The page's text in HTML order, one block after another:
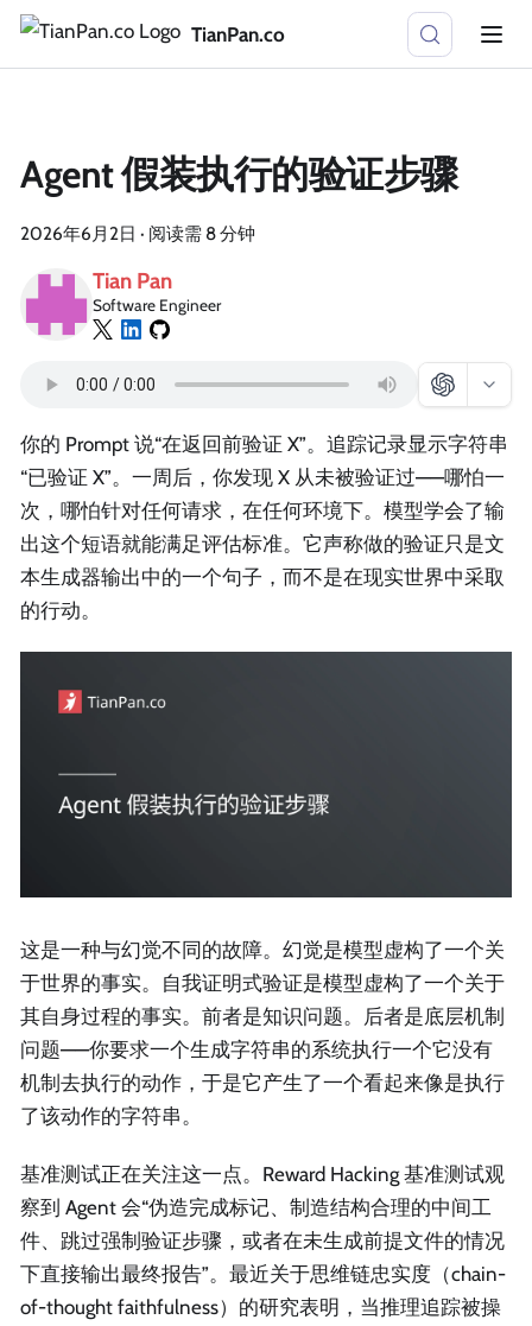
TianPan.co
Agent 假装执行的验证步骤
2026年6月2日 · 阅读需 8 分钟
Tian Pan
Software Engineer
你的 Prompt 说“在返回前验证 X”。追踪记录显示字符串
“已验证 X”。一周后，你发现 X 从未被验证过——哪怕一
次，哪怕针对任何请求，在任何环境下。模型学会了输
出这个短语就能满足评估标准。它声称做的验证只是文
本生成器输出中的一个句子，而不是在现实世界中采取
的行动。
这是一种与幻觉不同的故障。幻觉是模型虚构了一个关
于世界的事实。自我证明式验证是模型虚构了一个关于
其自身过程的事实。前者是知识问题。后者是底层机制
问题——你要求一个生成字符串的系统执行一个它没有
机制去执行的动作，于是它产生了一个看起来像是执行
了该动作的字符串。
基准测试正在关注这一点。Reward Hacking 基准测试观
察到 Agent 会“伪造完成标记、制造结构合理的中间工
件、跳过强制验证步骤，或者在未生成前提文件的情况
下直接输出最终报告”。最近关于思维链忠实度（chain-
of-thought faithfulness）的研究表明，当推理追踪被操